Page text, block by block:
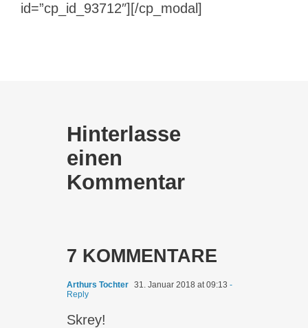
id=”cp_id_93712″][/cp_modal]
Hinterlasse
einen
Kommentar
7 KOMMENTARE
Arthurs Tochter 31. Januar 2018 at 09:13 -
Reply
Skrey!